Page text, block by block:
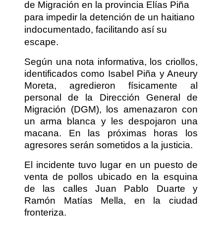
de Migración en la provincia Elías Piña
para impedir la detención de un haitiano
indocumentado, facilitando así su
escape.
Según una nota informativa, los criollos,
identificados como Isabel Piña y Aneury
Moreta, agredieron físicamente al
personal de la Dirección General de
Migración (DGM), los amenazaron con
un arma blanca y les despojaron una
macana. En las próximas horas los
agresores serán sometidos a la justicia.
El incidente tuvo lugar en un puesto de
venta de pollos ubicado en la esquina
de las calles Juan Pablo Duarte y
Ramón Matías Mella, en la ciudad
fronteriza.